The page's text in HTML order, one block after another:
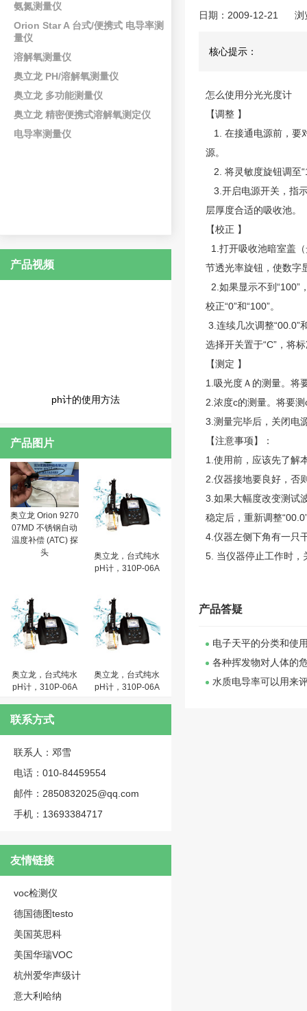
氨氮测量仪
Orion Star A 台式/便携式 电导率测
量仪
溶解氧测量仪
奥立龙 PH/溶解氧测量仪
奥立龙 多功能测量仪
奥立龙 精密便携式溶解氧测定仪
电导率测量仪
产品视频
ph计的使用方法
产品图片
奥立龙 Orion 9270
07MD 不锈钢自动
温度补偿 (ATC) 探
头
奥立龙，台式纯水
pH计，310P-06A
奥立龙，台式纯水
pH计，310P-06A
奥立龙，台式纯水
pH计，310P-06A
联系方式
联系人：邓雪
电话：010-84459554
邮件：2850832025@qq.com
手机：13693384717
友情链接
voc检测仪
德国德图testo
美国英思科
美国华瑞VOC
杭州爱华声级计
意大利哈纳
日期：2009-12-21 浏
核心提示：
怎么使用分光光度计
【调整 】
1. 在接通电源前，要
源。
2. 将灵敏度旋钮调至
3.开启电源开关，指
层厚度合适的吸收池。
【校正 】
1.打开吸收池暗室盖
节透光率旋钮，使数字
2.如果显示不到“100”
校正“0”和“100”。
3.连续几次调整“00.0”
选择开关置于“C”，将
【测定 】
1.吸光度Ａ的测量。将
2.浓度c的测量。将要
3.测量完毕后，关闭电
【注意事项】：
1.使用前，应该先了解
2.仪器接地要良好，否
3.如果大幅度改变测试
稳定后，重新调整
4.仪器左侧下角有一只
5. 当仪器停止工作时
产品答疑
电子天平的分类和使
各种挥发物对人体的
水质电导率可以用来